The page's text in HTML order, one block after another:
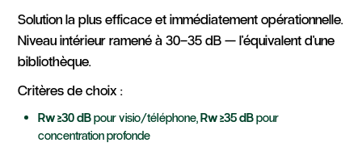
Solution la plus efficace et immédiatement opérationnelle.
Niveau intérieur ramené à 30–35 dB — l'équivalent d'une
bibliothèque.
Critères de choix :
Rw ≥30 dBpour visio/téléphone,Rw ≥35 dBpour
concentration profonde